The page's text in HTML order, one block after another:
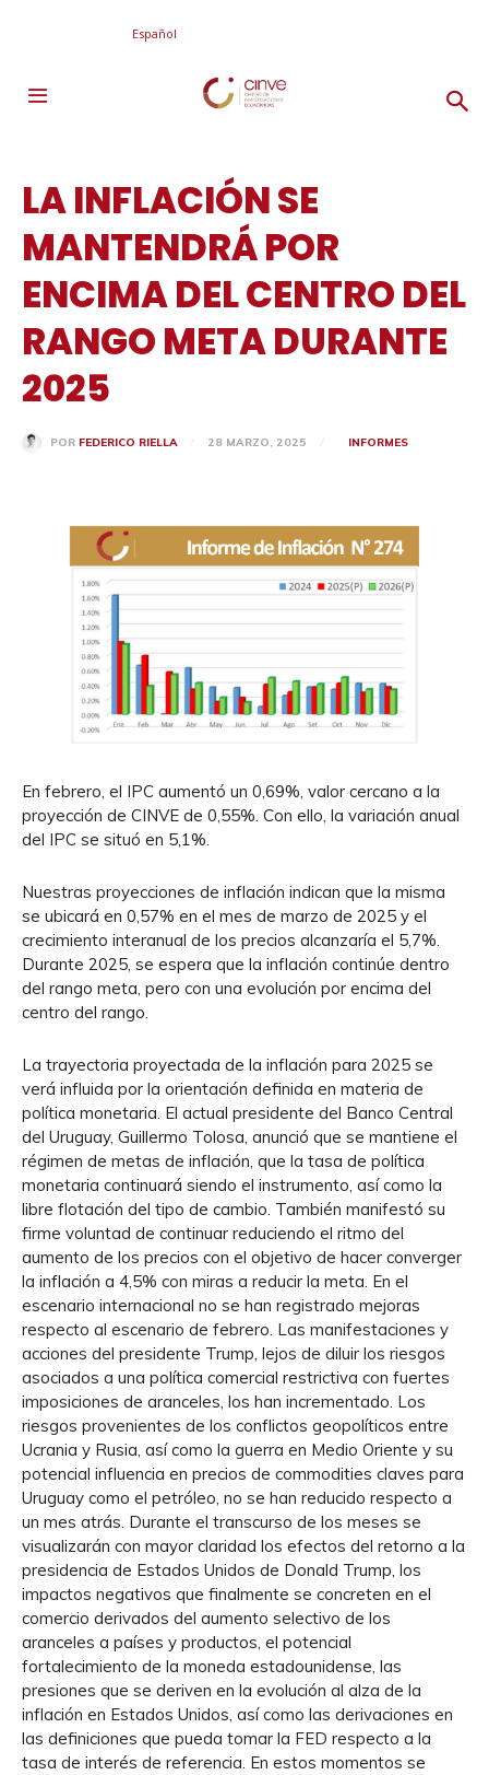
Español
LA INFLACIÓN SE
MANTENDRÁ POR
ENCIMA DEL CENTRO DEL
RANGO META DURANTE
2025
POR FEDERICO RIELLA 28 MARZO, 2025 INFORMES
En febrero, el IPC aumentó un 0,69%, valor cercano a la
proyección de CINVE de 0,55%. Con ello, la variación anual
del IPC se situó en 5,1%.
Nuestras proyecciones de inflación indican que la misma
se ubicará en 0,57% en el mes de marzo de 2025 y el
crecimiento interanual de los precios alcanzaría el 5,7%.
Durante 2025, se espera que la inflación continúe dentro
del rango meta, pero con una evolución por encima del
centro del rango.
La trayectoria proyectada de la inflación para 2025 se
verá influida por la orientación definida en materia de
política monetaria. El actual presidente del Banco Central
del Uruguay, Guillermo Tolosa, anunció que se mantiene el
régimen de metas de inflación, que la tasa de política
monetaria continuará siendo el instrumento, así como la
libre flotación del tipo de cambio. También manifestó su
firme voluntad de continuar reduciendo el ritmo del
aumento de los precios con el objetivo de hacer converger
la inflación a 4,5% con miras a reducir la meta. En el
escenario internacional no se han registrado mejoras
respecto al escenario de febrero. Las manifestaciones y
acciones del presidente Trump, lejos de diluir los riesgos
asociados a una política comercial restrictiva con fuertes
imposiciones de aranceles, los han incrementado. Los
riesgos provenientes de los conflictos geopolíticos entre
Ucrania y Rusia, así como la guerra en Medio Oriente y su
potencial influencia en precios de commodities claves para
Uruguay como el petróleo, no se han reducido respecto a
un mes atrás. Durante el transcurso de los meses se
visualizarán con mayor claridad los efectos del retorno a la
presidencia de Estados Unidos de Donald Trump, los
impactos negativos que finalmente se concreten en el
comercio derivados del aumento selectivo de los
aranceles a países y productos, el potencial
fortalecimiento de la moneda estadounidense, las
presiones que se deriven en la evolución al alza de la
inflación en Estados Unidos, así como las derivaciones en
las definiciones que pueda tomar la FED respecto a la
tasa de interés de referencia. En estos momentos se